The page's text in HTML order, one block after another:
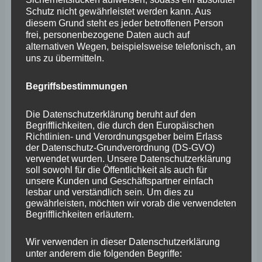
Februar 2026
Januar 2026
Dezember 2025
November 2025
September 2025
August 2025
Juli 2025
Juni 2025
Mai 2025
März 2025
Schutz nicht gewährleistet werden kann. Aus
diesem Grund steht es jeder betroffenen Person
frei, personenbezogene Daten auch auf
alternativen Wegen, beispielsweise telefonisch, an
uns zu übermitteln.
Begriffsbestimmungen
Die Datenschutzerklärung beruht auf den
Begrifflichkeiten, die durch den Europäischen
Richtlinien- und Verordnungsgeber beim Erlass
der Datenschutz-Grundverordnung (DS-GVO)
verwendet wurden. Unsere Datenschutzerklärung
soll sowohl für die Öffentlichkeit als auch für
unsere Kunden und Geschäftspartner einfach
lesbar und verständlich sein. Um dies zu
gewährleisten, möchten wir vorab die verwendeten
Begrifflichkeiten erläutern.
Wir verwenden in dieser Datenschutzerklärung
unter anderem die folgenden Begriffe: